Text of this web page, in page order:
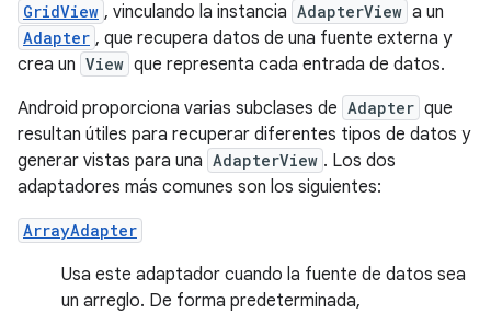
GridView , vinculando la instancia AdapterView a un
Adapter , que recupera datos de una fuente externa y
crea un View que representa cada entrada de datos.
Android proporciona varias subclases de Adapter que
resultan útiles para recuperar diferentes tipos de datos y
generar vistas para una AdapterView . Los dos
adaptadores más comunes son los siguientes:
ArrayAdapter
Usa este adaptador cuando la fuente de datos sea
un arreglo. De forma predeterminada,